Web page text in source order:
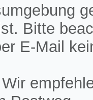
Bitte
E-Mail